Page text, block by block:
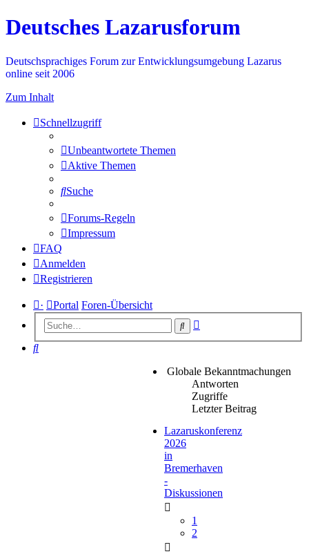
Deutsches Lazarusforum
Deutschsprachiges Forum zur Entwicklungsumgebung Lazarus
online seit 2006
Zum Inhalt
Schnellzugriff
Unbeantwortete Themen
Aktive Themen
Suche
Forums-Regeln
Impressum
FAQ
Anmelden
Registrieren
· Portal Foren-Übersicht
Suche
Suche
Globale Bekanntmachungen
Antworten
Zugriffe
Letzter Beitrag
Lazaruskonferenz
2026
in
Bremerhaven
-
Diskussionen
1
2